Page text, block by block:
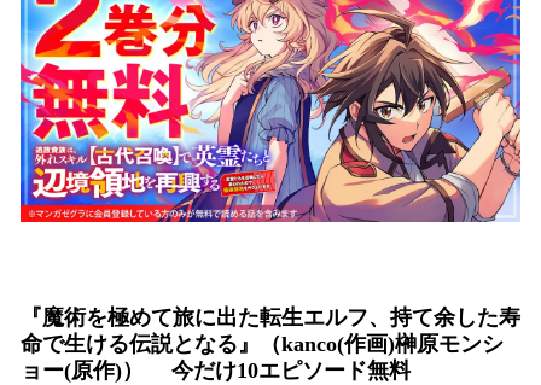
『魔術を極めて旅に出た転生エルフ、持て余した寿
命で生ける伝説となる』（kanco(作画)榊原モンシ
ョー(原作)） 今だけ10エピソード無料